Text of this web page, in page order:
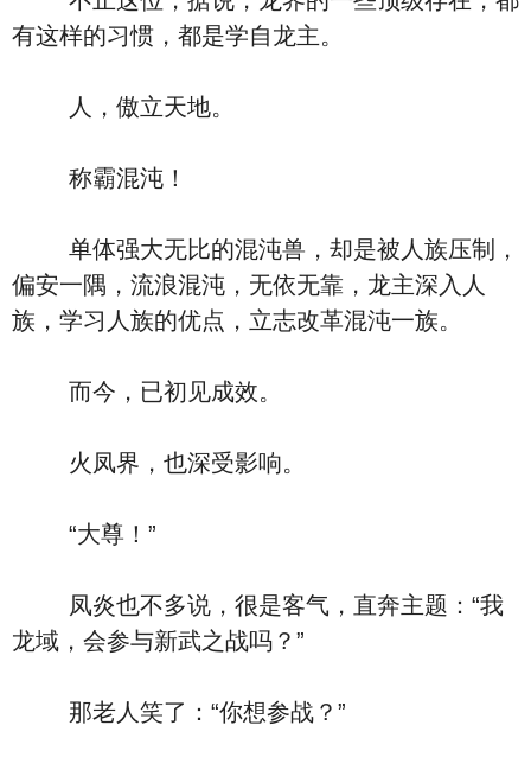
有这样的习惯，都是学自龙主。
人，傲立天地。
称霸混沌！
单体强大无比的混沌兽，却是被人族压制，
偏安一隅，流浪混沌，无依无靠，龙主深入人
族，学习人族的优点，立志改革混沌一族。
而今，已初见成效。
火凤界，也深受影响。
“大尊！”
凤炎也不多说，很是客气，直奔主题：“我
龙域，会参与新武之战吗？”
那老人笑了：“你想参战？”